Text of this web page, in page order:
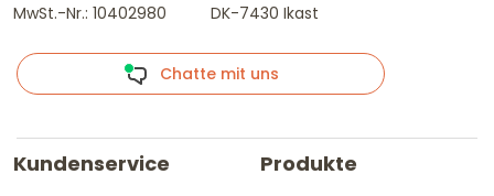
MwSt.-Nr.: 10402980
DK-7430 Ikast
Chatte mit uns
Kundenservice Produkte